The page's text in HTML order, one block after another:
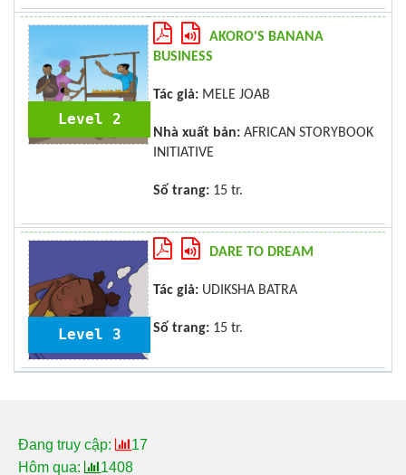
Level 2
AKORO'S BANANA
BUSINESS
Tác giả: MELE JOAB
Nhà xuất bản: AFRICAN STORYBOOK
INITIATIVE
Số trang: 15 tr.
Level 3
DARE TO DREAM
Tác giả: UDIKSHA BATRA
Số trang: 15 tr.
Đang truy cập:
17
Hôm qua:
1408